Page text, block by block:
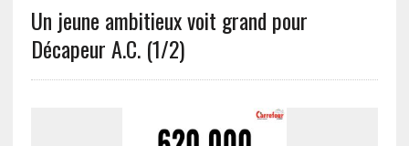
Un jeune ambitieux voit grand pour
Décapeur A.C. (1/2)